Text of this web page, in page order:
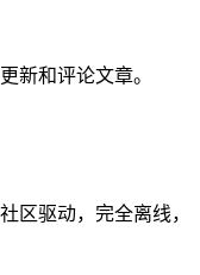
新和评论文章。
区驱动，完全离线，